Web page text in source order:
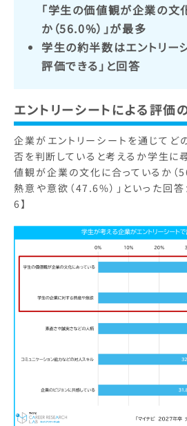
「学生の価値観が企業の文
か（56.0%）」が最多
学生の約半数はエントリー
評価できる」と回答
エントリーシートによる評価
企業がエントリーシートを通じてど
否を判断していると考えるか学生に
値観が企業の文化に合っているか（
熱意や意欲（47.6%）」といった回
6】